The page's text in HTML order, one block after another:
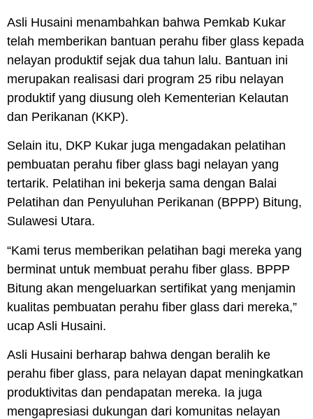
Asli Husaini menambahkan bahwa Pemkab Kukar
telah memberikan bantuan perahu fiber glass kepada
nelayan produktif sejak dua tahun lalu. Bantuan ini
merupakan realisasi dari program 25 ribu nelayan
produktif yang diusung oleh Kementerian Kelautan
dan Perikanan (KKP).
Selain itu, DKP Kukar juga mengadakan pelatihan
pembuatan perahu fiber glass bagi nelayan yang
tertarik. Pelatihan ini bekerja sama dengan Balai
Pelatihan dan Penyuluhan Perikanan (BPPP) Bitung,
Sulawesi Utara.
“Kami terus memberikan pelatihan bagi mereka yang
berminat untuk membuat perahu fiber glass. BPPP
Bitung akan mengeluarkan sertifikat yang menjamin
kualitas pembuatan perahu fiber glass dari mereka,”
ucap Asli Husaini.
Asli Husaini berharap bahwa dengan beralih ke
perahu fiber glass, para nelayan dapat meningkatkan
produktivitas dan pendapatan mereka. Ia juga
mengapresiasi dukungan dari komunitas nelayan